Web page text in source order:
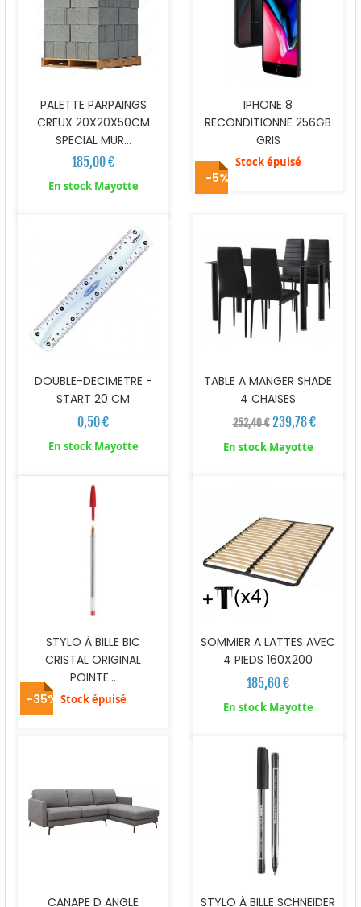
PALETTE PARPAINGS
CREUX 20X20X50CM
SPECIAL MUR...
185,00 €
En stock Mayotte
IPHONE 8
RECONDITIONNE 256GB
GRIS
Stock épuisé
DOUBLE-DECIMETRE -
START 20 CM
0,50 €
En stock Mayotte
-5%
TABLE A MANGER SHADE
4 CHAISES
252,40 € 239,78 €
En stock Mayotte
STYLO À BILLE BIC
CRISTAL ORIGINAL
POINTE...
Stock épuisé
SOMMIER A LATTES AVEC
4 PIEDS 160X200
185,60 €
En stock Mayotte
-35%
CANAPE D ANGLE
STYLO À BILLE SCHNEIDER